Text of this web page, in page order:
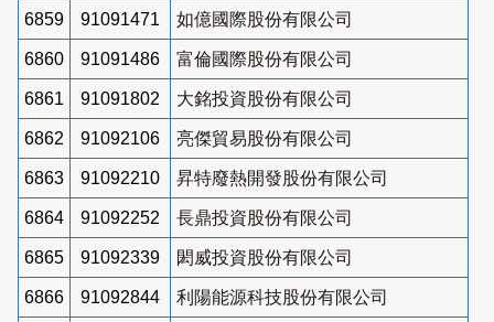
6859 91091471 如億國際股份有限公司
6860 91091486 富倫國際股份有限公司
6861 91091802 大銘投資股份有限公司
6862 91092106 亮傑貿易股份有限公司
6863 91092210 昇特廢熱開發股份有限公司
6864 91092252 長鼎投資股份有限公司
6865 91092339 閎威投資股份有限公司
6866 91092844 利陽能源科技股份有限公司